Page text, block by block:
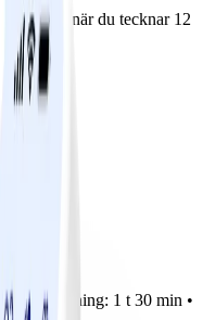
50% när du tecknar 12
• Tillagning: 1 t 30 min •